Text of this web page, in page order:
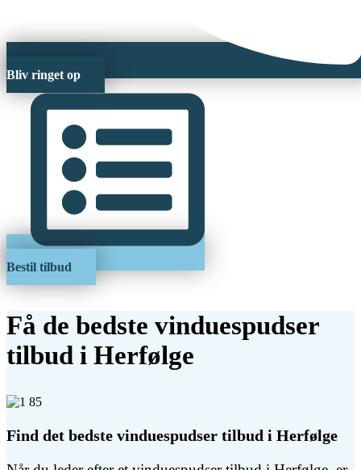
Bliv ringet op
Bestil tilbud
Få de bedste vinduespudser
tilbud i Herfølge
Find det bedste vinduespudser tilbud i Herfølge